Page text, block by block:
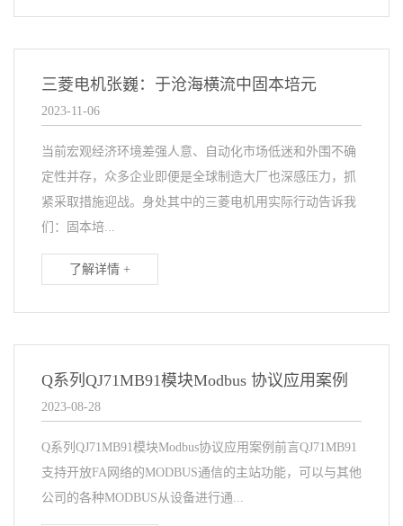
三菱电机张巍：于沧海横流中固本培元
2023-11-06
当前宏观经济环境差强人意、自动化市场低迷和外围不确
定性并存，众多企业即便是全球制造大厂也深感压力，抓
紧采取措施迎战。身处其中的三菱电机用实际行动告诉我
们：固本培...
了解详情 +
Q系列QJ71MB91模块Modbus 协议应用案例
2023-08-28
Q系列QJ71MB91模块Modbus协议应用案例前言QJ71MB91
支持开放FA网络的MODBUS通信的主站功能，可以与其他
公司的各种MODBUS从设备进行通...